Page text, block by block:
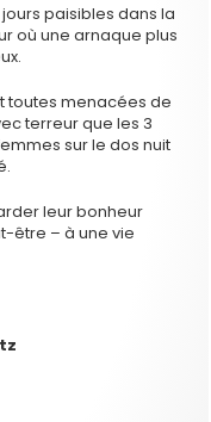
paisibles dans la
où une arnaque plus
toutes menacées de
terreur que les 3
sur le dos nuit
leur bonheur
être – à une vie